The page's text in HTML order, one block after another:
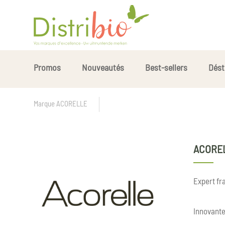
Promos Nouveautés Best-sellers
Marque ACORELLE
Expert